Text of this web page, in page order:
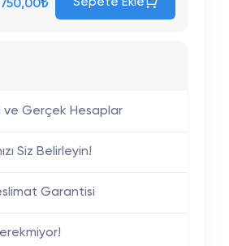
750,00₺
ve Gerçek Hesaplar
Siz Belirleyin!
Garantisi